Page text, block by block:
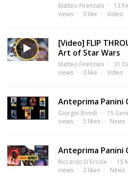
Matteo Firenzani 13
views
0 like Video
[Video] FLIP
Art of Star Wars
Matteo Firenzani 31
views
0 like Video
Anteprima Panini
Giorgio Bondì 15
views
5 likes News
Anteprima Panini
Riccardo D'Ercole 15
views
2 likes News